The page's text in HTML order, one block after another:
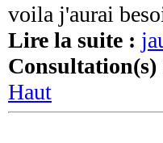
voila j'aurai
Lire la suite :
Consultation(s)
Haut